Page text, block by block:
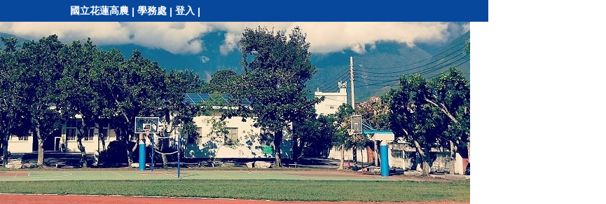
國立花蓮高農 | 學務處 | 登入 |